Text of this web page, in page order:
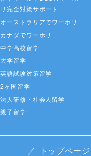
リ完全対策サポート
オーストラリアでワーホリ
カナダでワーホリ
中学高校留学
大学留学
英語試験対策留学
2ヶ国留学
法人研修・社会人留学
親子留学
／ トップページ